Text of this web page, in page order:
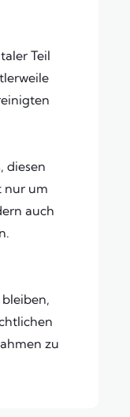
Teil
diesen
nur um
auch
zu